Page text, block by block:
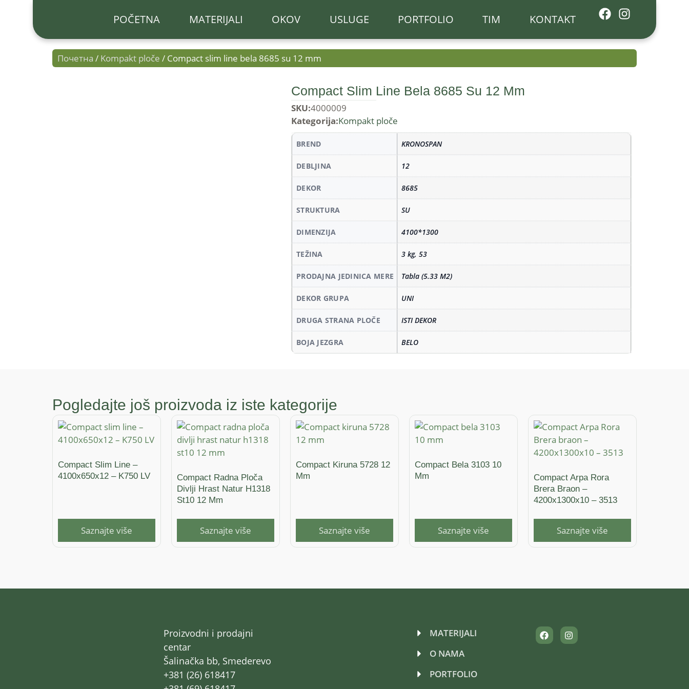
POČETNA MATERIJALI OKOV USLUGE PORTFOLIO TIM KONTAKT
Почетна / Kompakt ploče / Compact slim line bela 8685 su 12 mm
Compact Slim Line Bela 8685 Su 12 Mm
SKU:4000009
Kategorija:Kompakt ploče
BREND KRONOSPAN
DEBLJINA 12
DEKOR 8685
STRUKTURA SU
DIMENZIJA 4100*1300
TEŽINA 3 kg, 53
PRODAJNA JEDINICA MERE Tabla (5.33 M2)
DEKOR GRUPA UNI
DRUGA STRANA PLOČE ISTI DEKOR
BOJA JEZGRA BELO
Pogledajte još proizvoda iz iste kategorije
Compact Slim Line –
4100x650x12 – K750 LV
Saznajte više
Compact Radna Ploča
Divlji Hrast Natur H1318
St10 12 Mm
Saznajte više
Compact Kiruna 5728 12
Mm
Saznajte više
Compact Bela 3103 10
Mm
Saznajte više
Compact Arpa Rora
Brera Braon –
4200x1300x10 – 3513
Saznajte više
Proizvodni i prodajni
centar
Šalinačka bb, Smederevo
+381 (26) 618417
MATERIJALI
O NAMA
PORTFOLIO